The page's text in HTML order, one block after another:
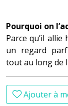
Pourquoi on
Parce qu’il
un regard
tout au long de
Ajouter à